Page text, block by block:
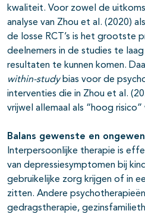
kwaliteit. Voor zowel de
analyse van Zhou et al. (2020)
de losse RCT’s is het grootste
deelnemers in de studies te
resultaten te kunnen komen.
within-studybias voor de
interventies die in Zhou et al.
vrijwel allemaal als “hoog
Balans gewenste en
Interpersoonlijke therapie is
van depressiesymptomen bij
gebruikelijke zorg krijgen of in
zitten. Andere
gedragstherapie,